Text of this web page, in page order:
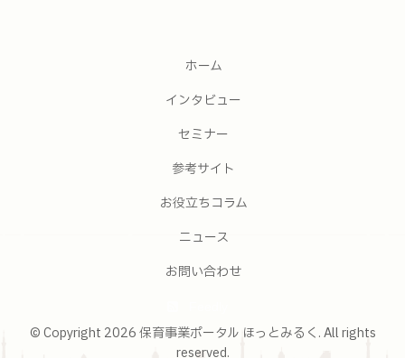
ホーム
インタビュー
セミナー
参考サイト
お役立ちコラム
ニュース
お問い合わせ
© Copyright 2026 保育事業ポータル ほっとみるく. All rights
reserved.